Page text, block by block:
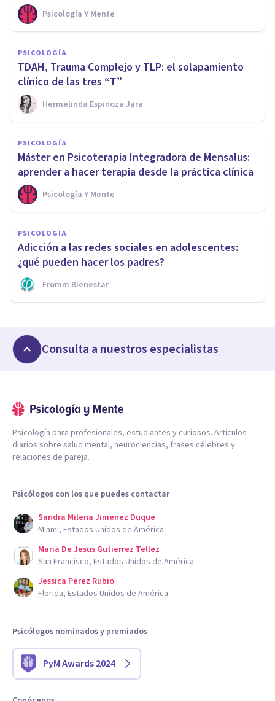
Psicología Y Mente
PSICOLOGÍA
TDAH, Trauma Complejo y TLP: el solapamiento
clínico de las tres “T”
Hermelinda Espinoza Jara
PSICOLOGÍA
Máster en Psicoterapia Integradora de Mensalus:
aprender a hacer terapia desde la práctica clínica
Psicología Y Mente
PSICOLOGÍA
Adicción a las redes sociales en adolescentes:
¿qué pueden hacer los padres?
Fromm Bienestar
Consulta a nuestros especialistas
Psicología para profesionales, estudiantes y curiosos. Artículos
diarios sobre salud mental, neurociencias, frases célebres y
relaciones de pareja.
Psicólogos con los que puedes contactar
Sandra Milena Jimenez Duque
Miami, Estados Unidos de América
Maria De Jesus Gutierrez Tellez
San Francisco, Estados Unidos de América
Jessica Perez Rubio
Florida, Estados Unidos de América
Psicólogos nominados y premiados
PyM Awards 2024